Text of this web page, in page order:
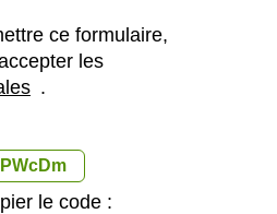
ce formulaire,
les
.
PWcDm
le code :